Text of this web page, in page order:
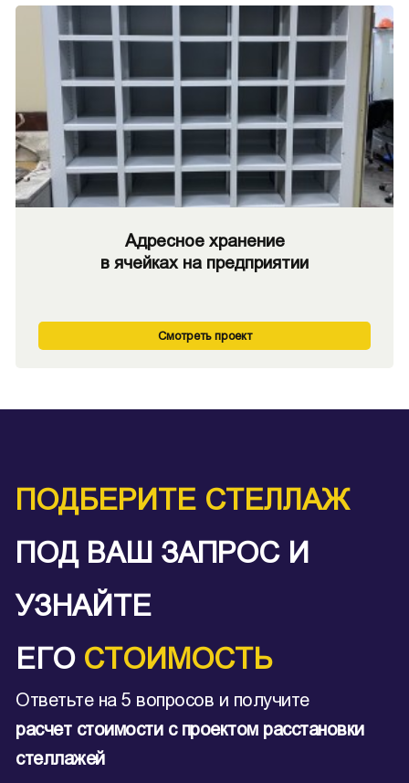
Адресное хранение
в ячейках на предприятии
Смотреть проект
ПОДБЕРИТЕ СТЕЛЛАЖ
ПОД ВАШ ЗАПРОС И
УЗНАЙТЕ
ЕГО СТОИМОСТЬ
Ответьте на 5 вопросов и получите
расчет стоимости с проектом расстановки
стеллажей